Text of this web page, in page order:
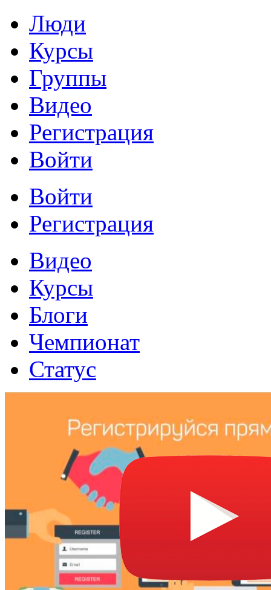
Люди
Курсы
Группы
Видео
Регистрация
Войти
Войти
Регистрация
Видео
Курсы
Блоги
Чемпионат
Статус